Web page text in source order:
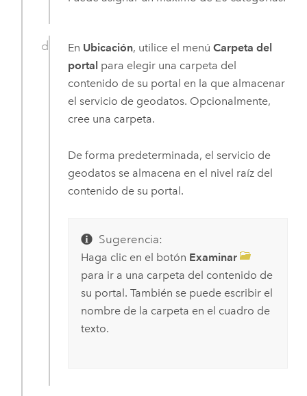
En Ubicación, utilice el menúCarpeta del
portal para elegir una carpeta del
contenido de su portal en la que almacenar
el servicio de geodatos. Opcionalmente,
cree una carpeta.
De forma predeterminada, el servicio de
geodatos se almacena en el nivel raíz del
contenido de su portal.
Sugerencia:
Haga clic en el botón Examinar
para ir a una carpeta del contenido de
su portal. También se puede escribir el
nombre de la carpeta en el cuadro de
texto.